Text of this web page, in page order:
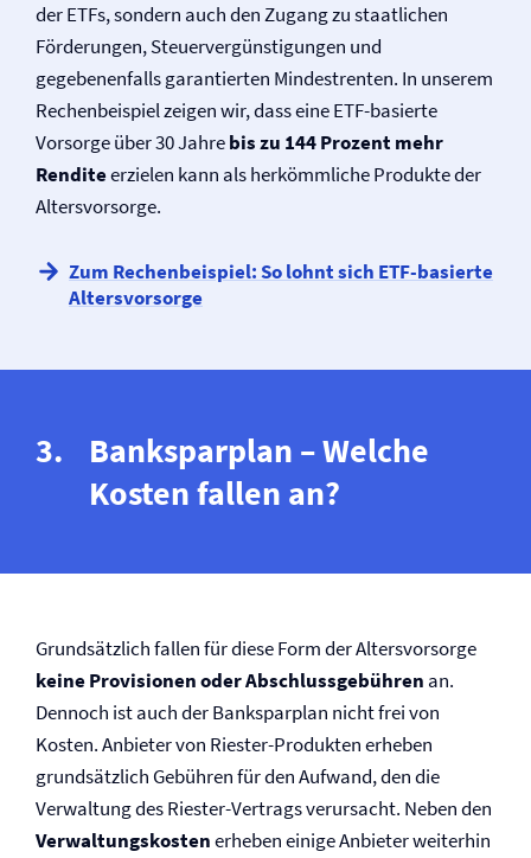
der ETFs, sondern auch den Zugang zu staatlichen
Förderungen, Steuervergünstigungen und
gegebenenfalls garantierten Mindestrenten. In unserem
Rechenbeispiel zeigen wir, dass eine ETF-basierte
Vorsorge über 30 Jahrebis zu 144 Prozent mehr
Renditeerzielen kann als herkömmliche Produkte der
Altersvorsorge.
Zum Rechenbeispiel: So lohnt sich ETF-basierte
Altersvorsorge
Banksparplan – Welche
Kosten fallen an?
Grundsätzlich fallen für diese Form der Altersvorsorge
keine Provisionen oder Abschlussgebühren an.
Dennoch ist auch der Banksparplan nicht frei von
Kosten. Anbieter von Riester-Produkten erheben
grundsätzlich Gebühren für den Aufwand, den die
Verwaltung des Riester-Vertrags verursacht. Neben den
Verwaltungskostenerheben einige Anbieter weiterhin